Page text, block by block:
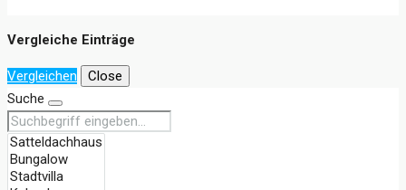
Vergleiche Einträge
Vergleichen
Close
Suche